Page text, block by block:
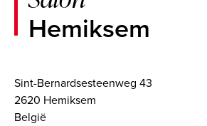
Hemiksem
Sint-Bernardsesteenweg 43
2620 Hemiksem
België